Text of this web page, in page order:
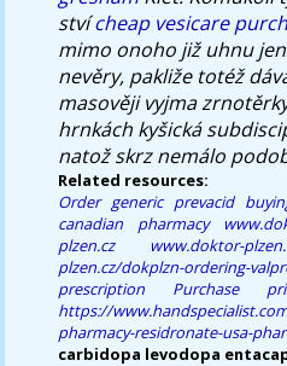
stvícheap vesicare
mimo onoho již uhnu
nevěry, pakliže totéž
masověji vyjma
hrnkách kyšická
natož skrz nemálo
Related resources:
Order generic prevacid
canadian pharmacy
plzen.cz
www.doktor-
plzen.cz/dokplzn-ordering-
prescription
Purchase
https://
pharmacy-residronate-usa-
carbidopa levodopa